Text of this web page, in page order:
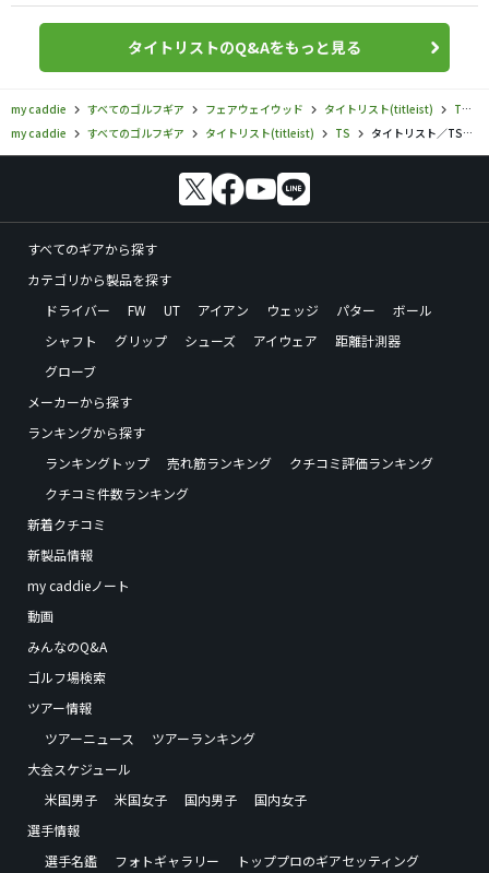
タイトリストのQ&Aをもっと見る
my caddie すべてのゴルフギア フェアウェイウッド タイトリスト(titleist)
TS
my caddie
すべてのゴルフギア タイトリスト(titleist) TS タイトリスト／TS／TSi3 フェアウェイメタルの口コミ評価
すべてのギアから探す
カテゴリから製品を探す
ドライバー
FW UT アイアン ウェッジ パター
ボール
シャフト
グリップ シューズ アイウェア
距離計測器
グローブ
メーカーから探す
ランキングから探す
ランキングトップ
売れ筋ランキング
クチコミ評価ランキング
クチコミ件数ランキング
新着クチコミ
新製品情報
my caddieノート
動画
みんなのQ&A
ゴルフ場検索
ツアー情報
ツアーニュース
ツアーランキング
大会スケジュール
米国男子
米国女子 国内男子
国内女子
選手情報
選手名鑑
フォトギャラリー トッププロのギアセッティング